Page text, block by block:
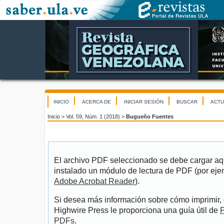
INICIO ACERCA DE INICIAR SESIÓN BUSCAR
Inicio > Vol. 59, Núm. 1 (2018) > Bugueño Fuentes
El archivo PDF seleccionado se debe cargar
instalado un módulo de lectura de PDF (por
Adobe Acrobat Reader).
Si desea más información sobre cómo
Highwire Press le proporciona una guía útil de
PDFs.